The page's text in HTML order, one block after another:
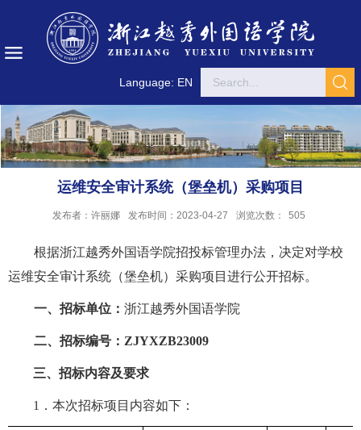
Language: EN
运维安全审计系统（堡垒机）采购项目
发布者：许丽娜 发布时间：2023-04-27 浏览次数： 505
根据浙江越秀外国语学院招投标管理办法，决定对学校
运维安全审计系统（堡垒机）采购项目进行公开招标。
一、招标单位： 浙江越秀外国语学院
二、招标编号： ZJYXZB23009
三、招标内容及要求
1 ．本次招标项目内容如下：